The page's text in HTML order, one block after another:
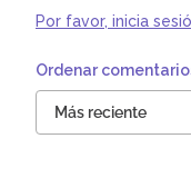
Por favor, inicia
Más reciente